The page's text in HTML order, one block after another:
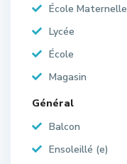
École Maternelle
Lycée
École
Magasin
Général
Balcon
Ensoleillé (e)